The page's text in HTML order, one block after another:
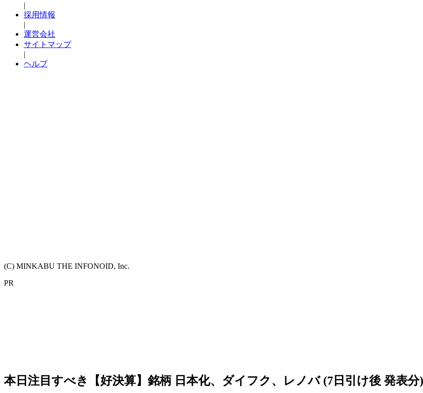
|
採用情報
|
運営会社
サイトマップ
|
ヘルプ
(C) MINKABU THE INFONOID, Inc.
PR
本日注目すべき【好決算】銘柄 日本化、ダイフク、レノバ (7日引け後 発表分)